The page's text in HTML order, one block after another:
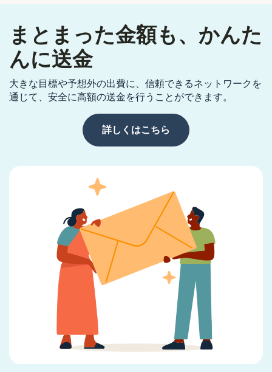
まとまった金額も、かんた
んに送金
大きな目標や予想外の出費に、信頼できるネットワークを
通じて、安全に高額の送金を行うことができます。
詳しくはこちら